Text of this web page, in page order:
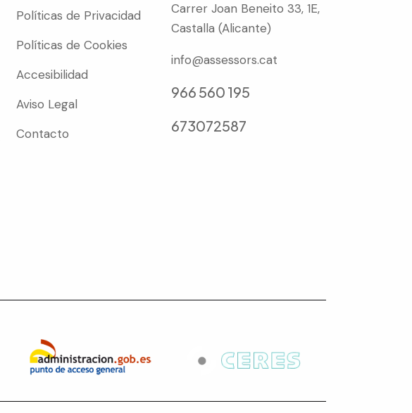
Políticas de Privacidad
Políticas de Cookies
Accesibilidad
Aviso Legal
Contacto
Carrer Joan Beneito 33, 1E,
Castalla (Alicante)
info@assessors.cat
966 560 195
673072587